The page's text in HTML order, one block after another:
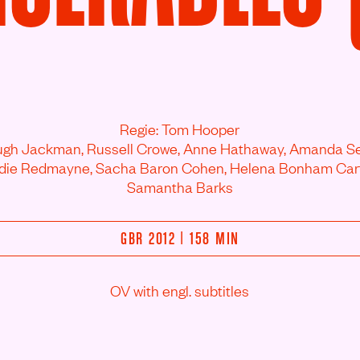
Regie: Tom Hooper
Jackman, Russell Crowe,Anne Hathaway,Amanda
Redmayne,Sacha Baron Cohen, Helena Bonham
Samantha Barks
GBR 2012 | 158 MIN
OV with engl. subtitles